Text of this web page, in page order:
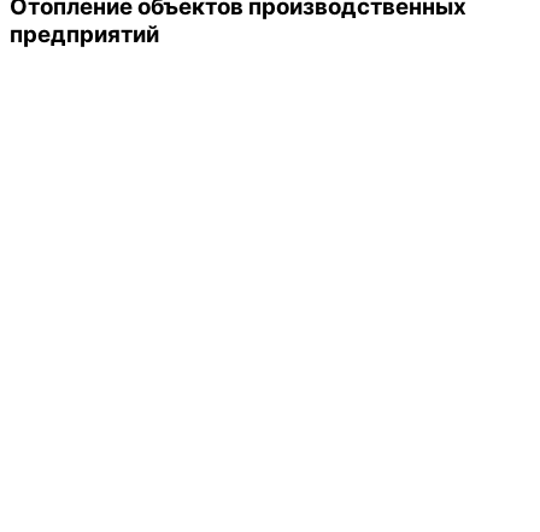
Отопление объектов производственных
предприятий